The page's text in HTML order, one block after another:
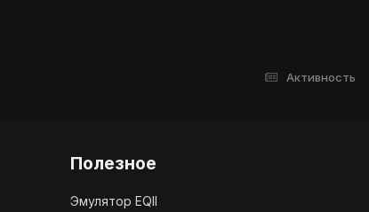
Активность
Полезное
Эмулятор EQII